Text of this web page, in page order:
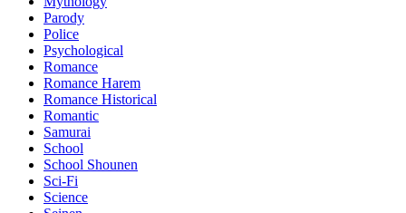
Parody
Police
Psychological
Romance
Romance Harem
Romance Historical
Romantic
Samurai
School
School Shounen
Sci-Fi
Science